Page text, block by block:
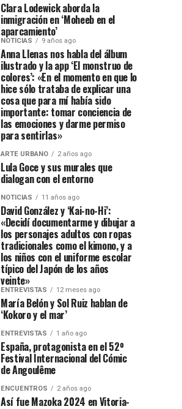
Clara Lodewick aborda la
inmigración en ‘Moheeb en el
aparcamiento’
NOTICIAS 9 años ago
Anna Llenas nos habla del álbum
ilustrado y la app ‘El monstruo de
colores’: «En el momento en que lo
hice sólo trataba de explicar una
cosa que para mí había sido
importante: tomar conciencia de
las emociones y darme permiso
para sentirlas»
ARTE URBANO 2 años ago
Lula Goce y sus murales que
dialogan con el entorno
NOTICIAS 11 años ago
David González y ‘Kai-no-Hi’:
«Decidí documentarme y dibujar a
los personajes adultos con ropas
tradicionales como el kimono, y a
los niños con el uniforme escolar
típico del Japón de los años
veinte»
ENTREVISTAS 12 meses ago
María Belón y Sol Ruiz hablan de
‘Kokoro y el mar’
ENTREVISTAS 1 año ago
España, protagonista en el 52º
Festival Internacional del Cómic
de Angoulême
ENCUENTROS 2 años ago
Así fue Mazoka 2024 en Vitoria-